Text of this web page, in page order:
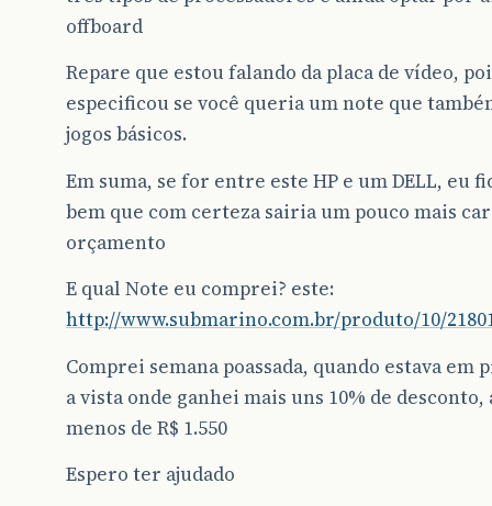
offboard
Repare que estou falando da placa de vídeo,
especificou se você queria um note que
jogos básicos.
Em suma, se for entre este HP e um DELL, eu
bem que com certeza sairia um pouco mais
orçamento
E qual Note eu comprei? este:
http://www.submarino.com.br/produto/10/
Comprei semana poassada, quando estava em
a vista onde ganhei mais uns 10% de
menos de R$ 1.550
Espero ter ajudado